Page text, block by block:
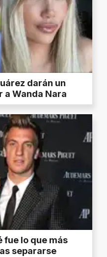
darán un
a Wanda Nara
fue lo que más
separarse